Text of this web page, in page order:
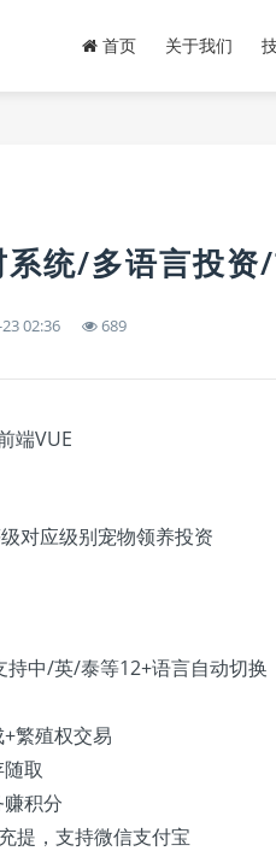
首页 关于我们
统/多语言投资/
02:36 689
端VUE
对应级别宠物领养投资
中/英/泰等12+语言自动切换
繁殖权交易
取
积分
提，支持微信支付宝